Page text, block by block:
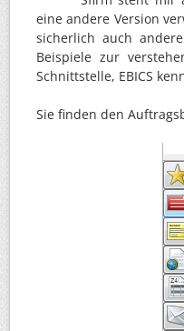
eine andere Version
sicherlich auch
Beispiele zur
Schnittstelle, EBICS
Sie finden den